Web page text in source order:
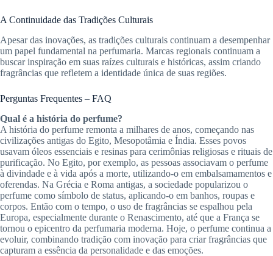
A Continuidade das Tradições Culturais
Apesar das inovações, as tradições culturais continuam a desempenhar
um papel fundamental na perfumaria. Marcas regionais continuam a
buscar inspiração em suas raízes culturais e históricas, assim criando
fragrâncias que refletem a identidade única de suas regiões.
Perguntas Frequentes – FAQ
Qual é a história do perfume?
A história do perfume remonta a milhares de anos, começando nas
civilizações antigas do Egito, Mesopotâmia e Índia. Esses povos
usavam óleos essenciais e resinas para cerimônias religiosas e rituais de
purificação. No Egito, por exemplo, as pessoas associavam o perfume
à divindade e à vida após a morte, utilizando-o em embalsamamentos e
oferendas. Na Grécia e Roma antigas, a sociedade popularizou o
perfume como símbolo de status, aplicando-o em banhos, roupas e
corpos. Então com o tempo, o uso de fragrâncias se espalhou pela
Europa, especialmente durante o Renascimento, até que a França se
tornou o epicentro da perfumaria moderna. Hoje, o perfume continua a
evoluir, combinando tradição com inovação para criar fragrâncias que
capturam a essência da personalidade e das emoções.